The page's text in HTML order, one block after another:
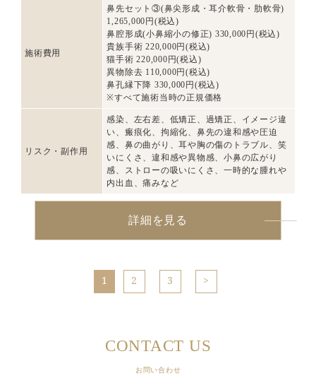
施術費用
鼻先セット③(鼻尖形成・耳介軟骨・肋軟骨)
1,265,000円(税込)
鼻腔形成(小鼻縮小の修正) 330,000円(税込)
貴族手術 220,000円(税込)
猫手術 220,000円(税込)
異物除去 110,000円(税込)
鼻孔縁下降 330,000円(税込)
※すべて施術当時の正規価格
リスク・副作用
感染、左右差、低矯正、過矯正、イメージ違
い、瘢痕化、拘縮化、鼻先の違和感や圧迫
感、鼻の曲がり、耳や胸の傷のトラブル、笑
いにくさ、違和感や異物感、小鼻の広がり
感、ストローの吸いにくさ、一時的な腫れや
内出血、痛みなど
詳細を見る
1 2 3
CONTACT US
お問い合わせ